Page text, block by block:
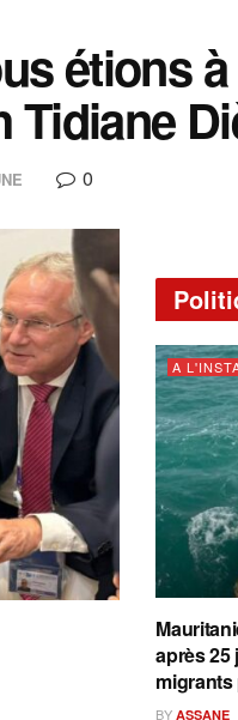
étions
0
A
après 25
BY ASSANE